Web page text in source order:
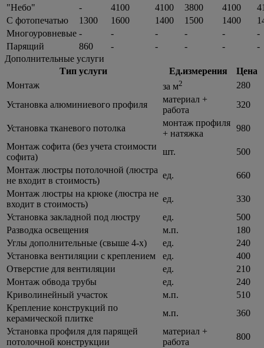
"Небо"
- 4100 4100 3800 4100
С фотопечатью
1300 1600 1400 1500 1400
Многоуровневые - - - - -
-
Парящий
860 - - - -
-
Дополнительные услуги
Тип услуги
Ед.измерения
Цена
Монтаж
за м2
280
Установка алюминиевого профиля
материал +
работа
320
Установка тканевого потолка
монтаж профиля
+ натяжка
980
Монтаж софита (без учета стоимости
софита)
шт.
500
Монтаж люстры потолочной (люстра
не входит в стоимость)
ед.
660
Монтаж люстры на крюке (люстра не
входит в стоимость)
ед.
330
Установка закладной под люстру
ед.
500
Разводка освещения
м.п.
180
Углы дополнительные (свыше 4-х)
ед.
240
Установка вентиляции с креплением
ед.
400
Отверстие для вентиляции
ед.
210
Монтаж обвода трубы
ед.
240
Криволинейный участок
м.п.
510
Крепление конструкций по
керамической плитке
м.п.
360
Установка профиля для парящей
потолочной конструкции
материал +
работа
800